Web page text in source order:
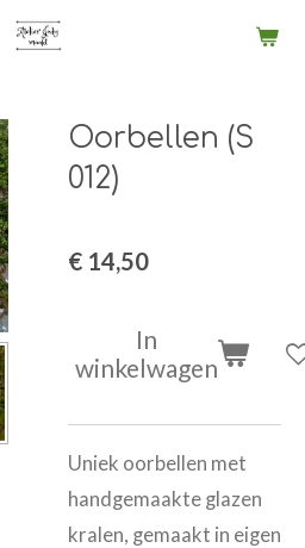
Oorbellen (S
012)
€ 14,50
In
winkelwagen
Uniek oorbellen met
handgemaakte glazen
kralen, gemaakt in eigen